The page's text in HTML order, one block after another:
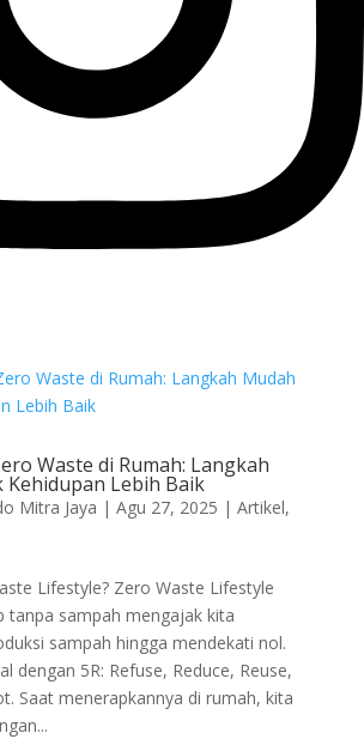
Waste di Rumah: Langkah
Lebih Baik
Mitra Jaya | Agu 27, 2025 | Artikel,
Lifestyle? Zero Waste Lifestyle
tanpa sampah mengajak kita
sampah hingga mendekati nol.
dengan 5R: Refuse, Reduce, Reuse,
Saat menerapkannya di rumah, kita